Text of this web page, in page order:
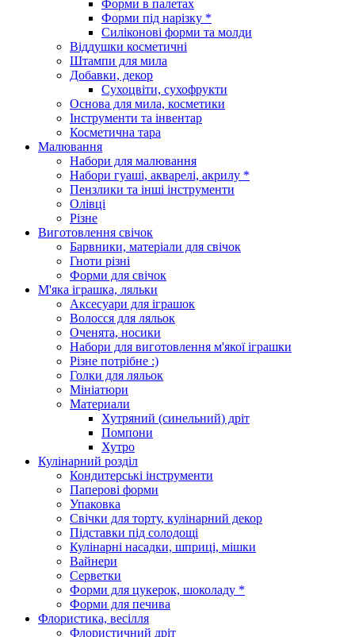
Форми в палетах
Форми під нарізку *
Силіконові форми та молди
Віддушки косметичні
Штампи для мила
Добавки, декор
Сухоцвіти, сухофрукти
Основа для мила, косметики
Інструменти та інвентар
Косметична тара
Малювання
Набори для малювання
Набори гуаші, акварелі, акрилу *
Пензлики та інші інструменти
Олівці
Різне
Виготовлення свічок
Барвники, матеріали для свічок
Гноти різні
Форми для свічок
М'яка іграшка, ляльки
Аксесуари для іграшок
Волосся для ляльок
Оченята, носики
Набори для виготовлення м'якої іграшки
Різне потрібне :)
Голки для ляльок
Мініатюри
Материали
Хутряний (синельний) дріт
Помпони
Хутро
Кулінарний розділ
Кондитерські інструменти
Паперові форми
Упаковка
Свічки для торту, кулінарний декор
Підставки під солодощі
Кулінарні насадки, шприці, мішки
Вайнери
Серветки
Форми для цукерок, шоколаду *
Форми для печива
Флористика, весілля
Флористичний дріт